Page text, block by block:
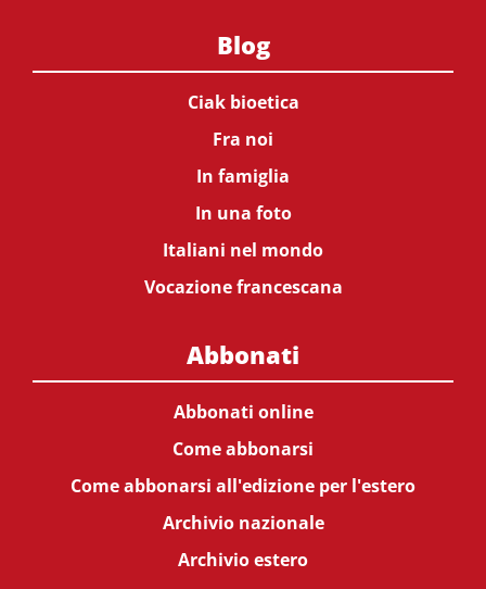
Blog
Ciak bioetica
Fra noi
In famiglia
In una foto
Italiani nel mondo
Vocazione francescana
Abbonati
Abbonati online
Come abbonarsi
Come abbonarsi all'edizione per l'estero
Archivio nazionale
Archivio estero